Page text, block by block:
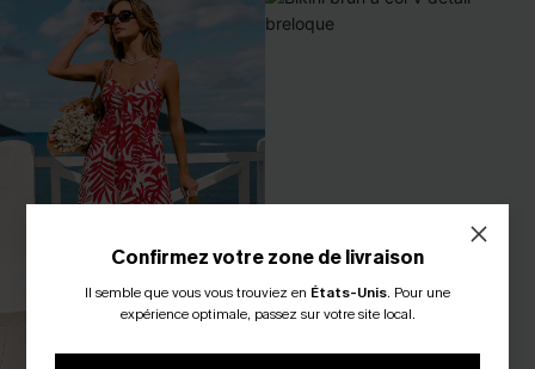
Confirmez votre zone de livraison
Il semble que vous vous trouviez en États-Unis. Pour une
expérience optimale, passez sur votre site local.